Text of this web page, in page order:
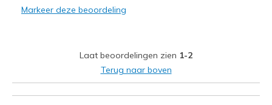
Too long
Markeer deze beoordeling
Laat beoordelingen zien 1-2
Terug naar boven